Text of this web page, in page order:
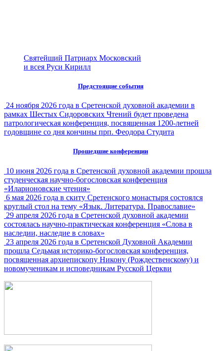
Святейший Патриарх Московский
и всея Руси Кирилл
Предстоящие события
24 ноября 2026 года в Сретенской духовной академии в
рамках Шестых Сидоровских Чтений будет проведена
патрологическая конференция, посвященная 1200-летней
годовщине со дня кончины прп. Феодора Студита
Прошедшие конференции
10 июня 2026 года в Сретенской духовной академии прошла
студенческая научно-богословская конференция
«Иларионовские чтения»
6 мая 2026 года в скиту Сретенского монастыря состоялся
круглый стол на тему «Язык. Литература. Православие»
29 апреля 2026 года в Сретенской духовной академии
состоялась научно-практическая конференция «Слова в
наследии, наследие в словах»
23 апреля 2026 года в Сретенской Духовной Академии
прошла Седьмая историко-богословская конференция,
посвященная архиепископу Никону (Рождественскому) и
новомученикам и исповедникам Русской Церкви